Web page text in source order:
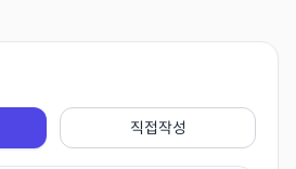
직접작성